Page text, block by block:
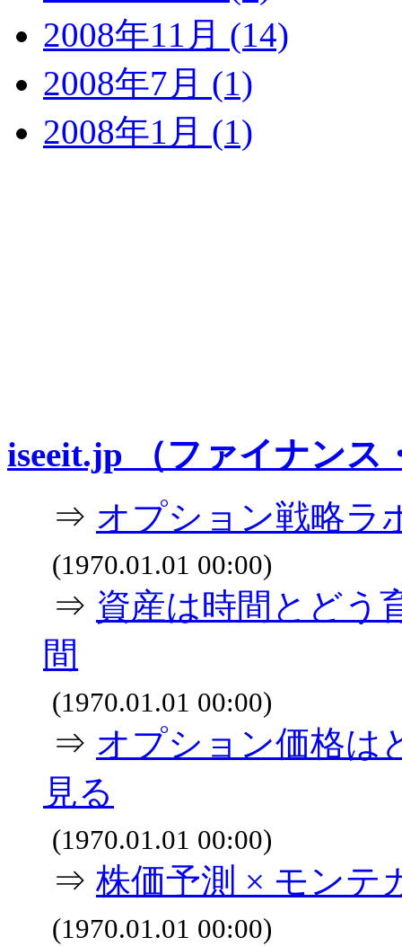
2008年11月 (14)
2008年7月 (1)
2008年1月 (1)
iseeit.jp （ファイナンス
⇒ オプション戦略ラ
(1970.01.01 00:00)
⇒ 資産は時間とどう
間
(1970.01.01 00:00)
⇒ オプション価格は
見る
(1970.01.01 00:00)
⇒ 株価予測 × モン
(1970.01.01 00:00)